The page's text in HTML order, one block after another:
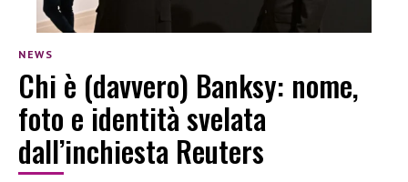
NEWS
Chi è (davvero) Banksy: nome,
foto e identità svelata
dall’inchiesta Reuters